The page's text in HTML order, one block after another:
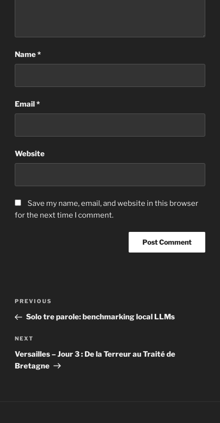
Name*
Email*
Website
Save my name, email, and website in this browser
for the next time I comment.
Previous
Post
PREVIOUS
Solo tre parole: benchmarking local LLMs
Next
Post
NEXT
Versailles – Jour 3 : De la Terreur au Traité de
Bretagne